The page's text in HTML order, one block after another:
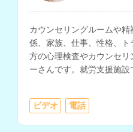
カウンセリングルームや
係、家族、仕事、性格、
方の心理検査やカウンセ
ーさんです。就労支援施設
特性のある方の支援や、
ビデオ 電話